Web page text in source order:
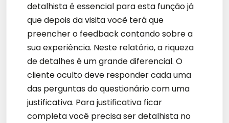
detalhista é essencial para esta função já
que depois da visita você terá que
preencher o feedback contando sobre a
sua experiência. Neste relatório, a riqueza
de detalhes é um grande diferencial. O
cliente oculto deve responder cada uma
das perguntas do questionário com uma
justificativa. Para justificativa ficar
completa você precisa ser detalhista no